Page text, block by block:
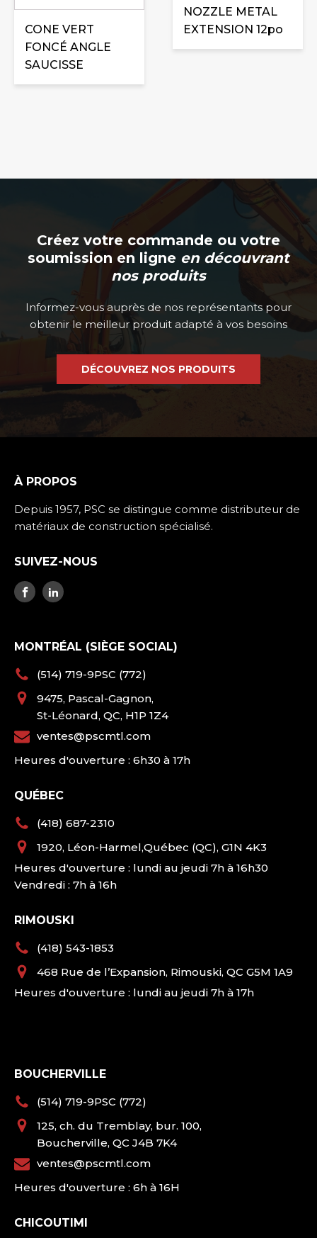
CONE VERT
FONCÉ ANGLE
SAUCISSE
NOZZLE METAL
EXTENSION 12po
Créez votre commande ou votre
soumission en ligne en découvrant
nos produits
Informez-vous auprès de nos représentants pour
obtenir le meilleur produit adapté à vos besoins
DÉCOUVREZ NOS PRODUITS
À PROPOS
Depuis 1957, PSC se distingue comme distributeur de
matériaux de construction spécialisé.
SUIVEZ-NOUS
MONTRÉAL (SIÈGE SOCIAL)
(514) 719-9PSC (772)
9475, Pascal-Gagnon,
St-Léonard, QC, H1P 1Z4
ventes@pscmtl.com
Heures d'ouverture : 6h30 à 17h
QUÉBEC
(418) 687-2310
1920, Léon-Harmel,Québec (QC), G1N 4K3
Heures d'ouverture : lundi au jeudi 7h à 16h30
Vendredi : 7h à 16h
RIMOUSKI
(418) 543-1853
468 Rue de l’Expansion, Rimouski, QC G5M 1A9
Heures d'ouverture : lundi au jeudi 7h à 17h
BOUCHERVILLE
(514) 719-9PSC (772)
125, ch. du Tremblay, bur. 100,
Boucherville, QC J4B 7K4
ventes@pscmtl.com
Heures d'ouverture : 6h à 16H
CHICOUTIMI